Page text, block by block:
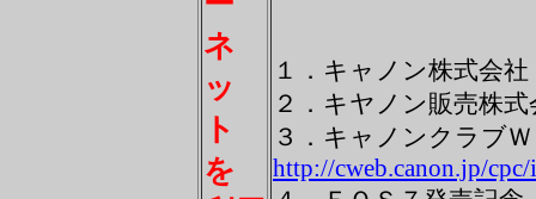
ネ
ッ
ト
を
１．キャノン株式
２．キヤノン販売
３．キャノンクラ
http://cweb.canon.jp/